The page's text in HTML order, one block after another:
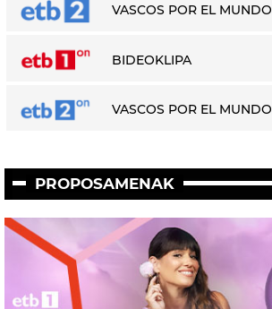
VASCOS POR EL MUNDO
BIDEOKLIPA
VASCOS POR EL MUNDO
PROPOSAMENAK